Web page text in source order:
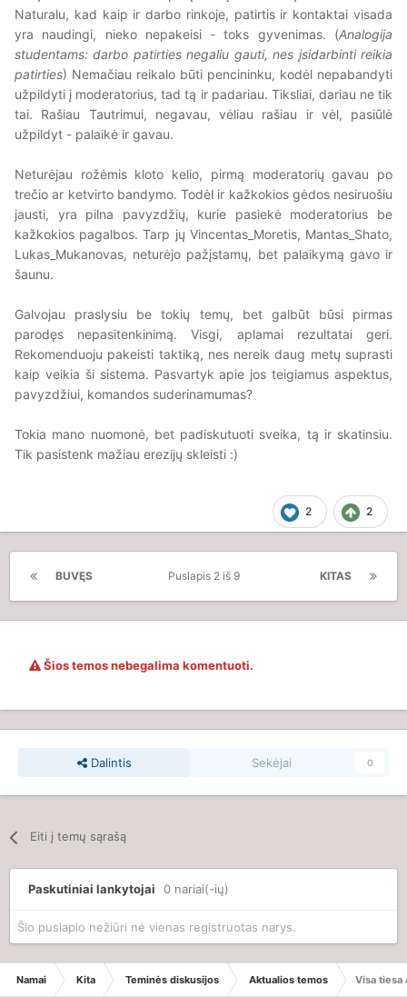
Naturalu, kad kaip ir darbo rinkoje, patirtis ir kontaktai visada
yra naudingi, nieko nepakeisi - toks gyvenimas. (Analogija
studentams: darbo patirties negaliu gauti, nes įsidarbinti reikia
patirties) Nemačiau reikalo būti pencininku, kodėl nepabandyti
užpildyti į moderatorius, tad tą ir padariau. Tiksliai, dariau ne tik
tai. Rašiau Tautrimui, negavau, vėliau rašiau ir vėl, pasiūlė
užpildyt - palaikė ir gavau.
Neturėjau rožėmis kloto kelio, pirmą moderatorių gavau po
trečio ar ketvirto bandymo. Todėl ir kažkokios gėdos nesiruošiu
jausti, yra pilna pavyzdžių, kurie pasiekė moderatorius be
kažkokios pagalbos. Tarp jų Vincentas_Moretis, Mantas_Shato,
Lukas_Mukanovas, neturėjo pažįstamų, bet palaikymą gavo ir
šaunu.
Galvojau praslysiu be tokių temų, bet galbūt būsi pirmas
parodęs nepasitenkinimą. Visgi, aplamai rezultatai geri.
Rekomenduoju pakeisti taktiką, nes nereik daug metų suprasti
kaip veikia ši sistema. Pasvartyk apie jos teigiamus aspektus,
pavyzdžiui, komandos suderinamumas?
Tokia mano nuomonė, bet padiskutuoti sveika, tą ir skatinsiu.
Tik pasistenk mažiau erezijų skleisti :)
2 2
BUVĘS KITAS
Puslapis 2 iš 9
Šios temos nebegalima komentuoti.
Dalintis Sekėjai 0
Eiti į temų sąrašą
Paskutiniai lankytojai 0 nariai(-ių)
Šio puslapio nežiūri nė vienas registruotas narys.
Namai Kita Teminės diskusijos Aktualios temos Visa tiesa